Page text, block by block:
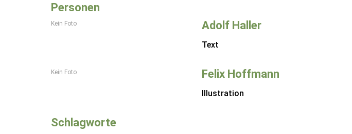
Personen
Kein Foto Adolf Haller
Text
Kein Foto Felix Hoffmann
Illustration
Schlagworte